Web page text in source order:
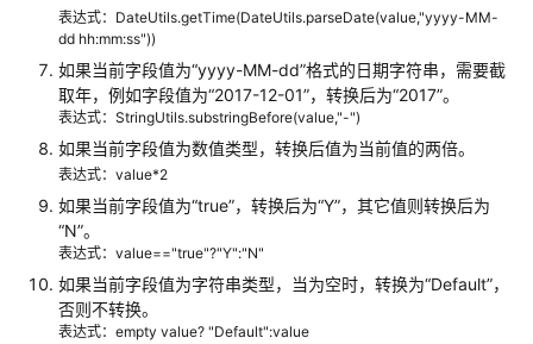
字
段
转
换
器
配
指
新
增
表达式：DateUtils.getTime(DateUtils.parseDate(value,"yyyy-MM-
dd hh:mm:ss"))
如果当前字段值为“yyyy-MM-dd”格式的日期字符串，需要截
取年，例如字段值为“2017-12-01”，转换后为“2017”。
表达式：StringUtils.substringBefore(value,"-")
如果当前字段值为数值类型，转换后值为当前值的两倍。
表达式：value*2
如果当前字段值为“true”，转换后为“Y”，其它值则转换后为
“N”。
表达式：value=="true"?"Y":"N"
如果当前字段值为字符串类型，当为空时，转换为“Default”，
否则不转换。
表达式：empty value? "Default":value